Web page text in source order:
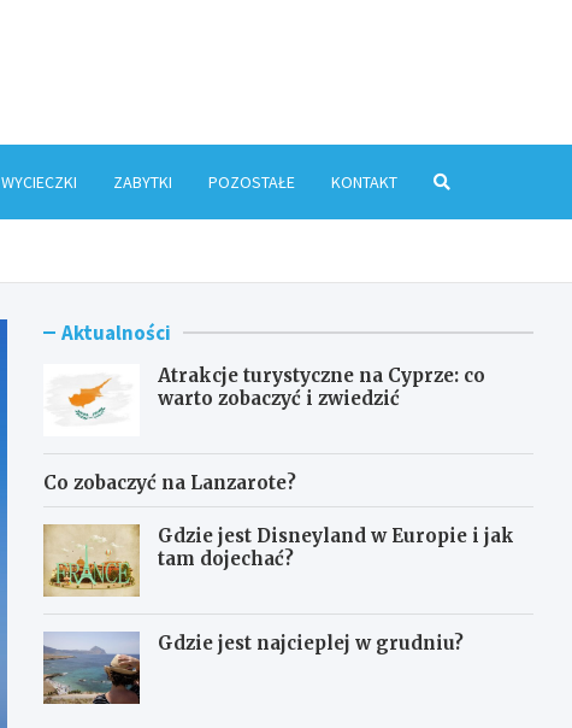
WYCIECZKI ZABYTKI POZOSTAŁE KONTAKT
Aktualności
Atrakcje turystyczne na Cyprze: co
warto zobaczyć i zwiedzić
Co zobaczyć na Lanzarote?
Gdzie jest Disneyland w Europie i jak
tam dojechać?
Gdzie jest najcieplej w grudniu?